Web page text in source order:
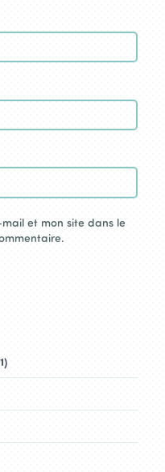
et mon site dans le